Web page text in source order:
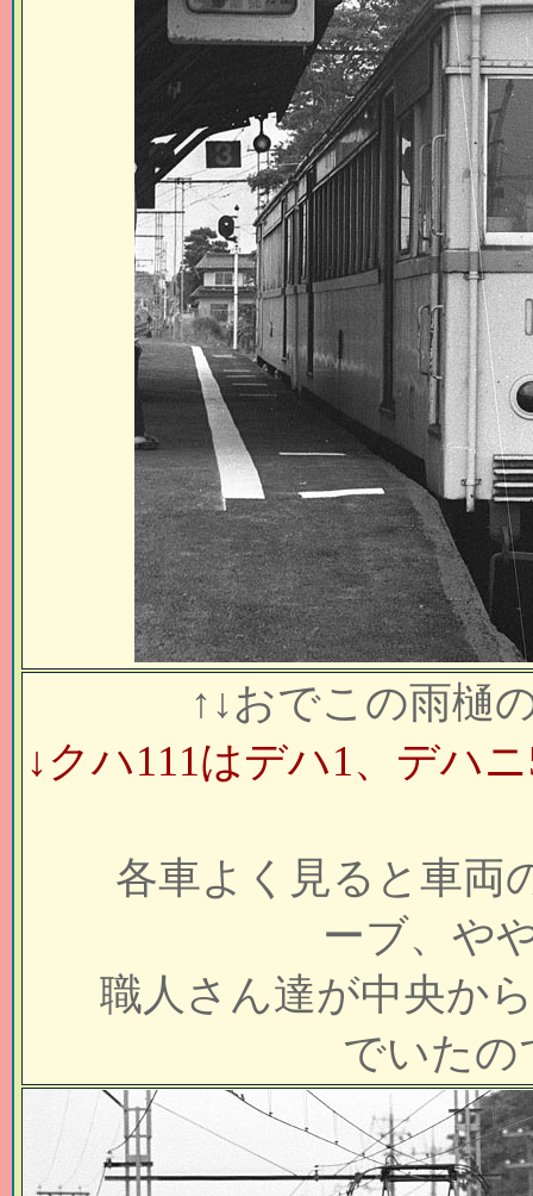
↑↓おでこの雨樋
↓ クハ111はデハ1、デハ
各車よく見ると車両
ーブ、や
職人さん達が中央から
でいたの